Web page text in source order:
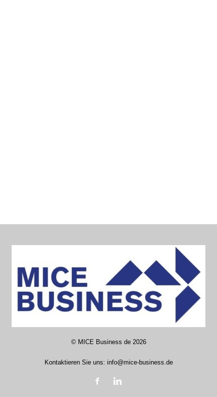
© MICE Business de2026
Kontaktieren Sie uns: info@mice-business.de